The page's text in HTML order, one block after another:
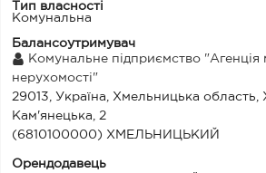
Тип власності
Комунальна
Балансоутримувач
Комунальне підприємство "Агенція
нерухомості"
29013, Україна, Хмельницька область,
Кам'янецька, 2
(6810100000) ХМЕЛЬНИЦЬКИЙ
Орендодавець